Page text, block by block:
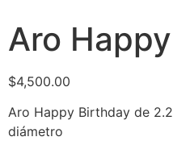
Aro
$4,500.00
Aro Happy Birthday de
diámetro